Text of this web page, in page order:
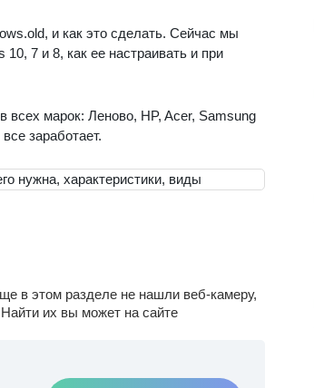
и как это сделать. Сейчас мы
7 и 8, как ее настраивать и при
всех марок: Леново, HP, Acer, Samsung
заработает.
в этом разделе не нашли веб-камеру,
Найти их вы может на сайте